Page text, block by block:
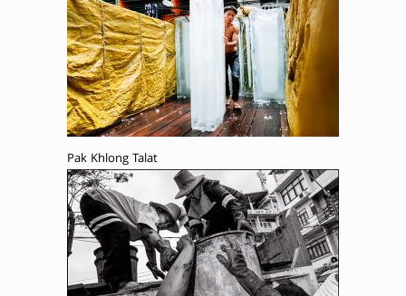
Pak Khlong Talat